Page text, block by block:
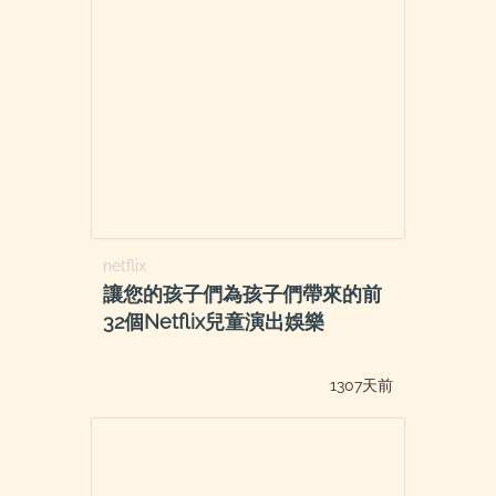
netflix
讓您的孩子們為孩子們帶來的前
32個Netflix兒童演出娛樂
1307天前